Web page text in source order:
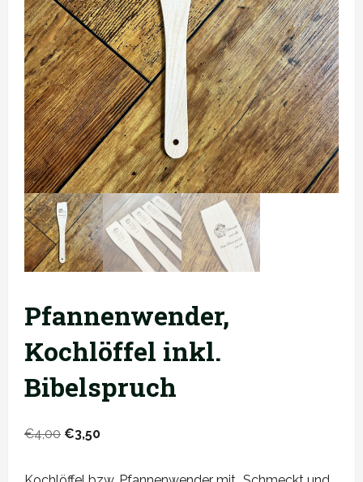
Pfannenwender,
Kochlöffel inkl.
Bibelspruch
€4,00 Ursprünglicher
war:
€3,50Aktueller
ist: